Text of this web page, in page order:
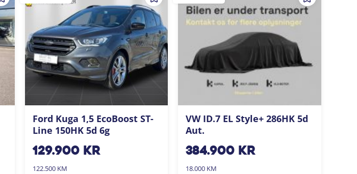
Ford Kuga 1,5 EcoBoost ST-
Line 150HK 5d 6g
129.900 kr
122.500 KM
VW ID.7 EL Style+ 286HK 5d
Aut.
384.900 kr
18.000 KM